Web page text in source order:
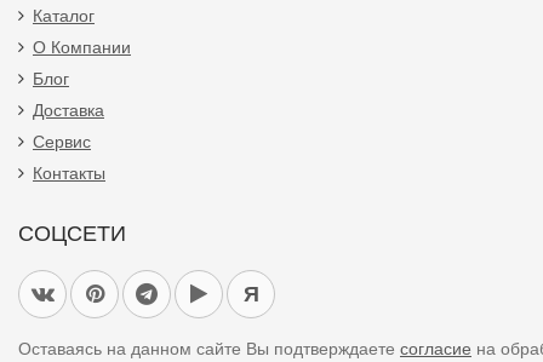
Каталог
О Компании
Блог
Доставка
Сервис
Контакты
СОЦСЕТИ
Я
Оставаясь на данном сайте Вы подтверждаете согласие на